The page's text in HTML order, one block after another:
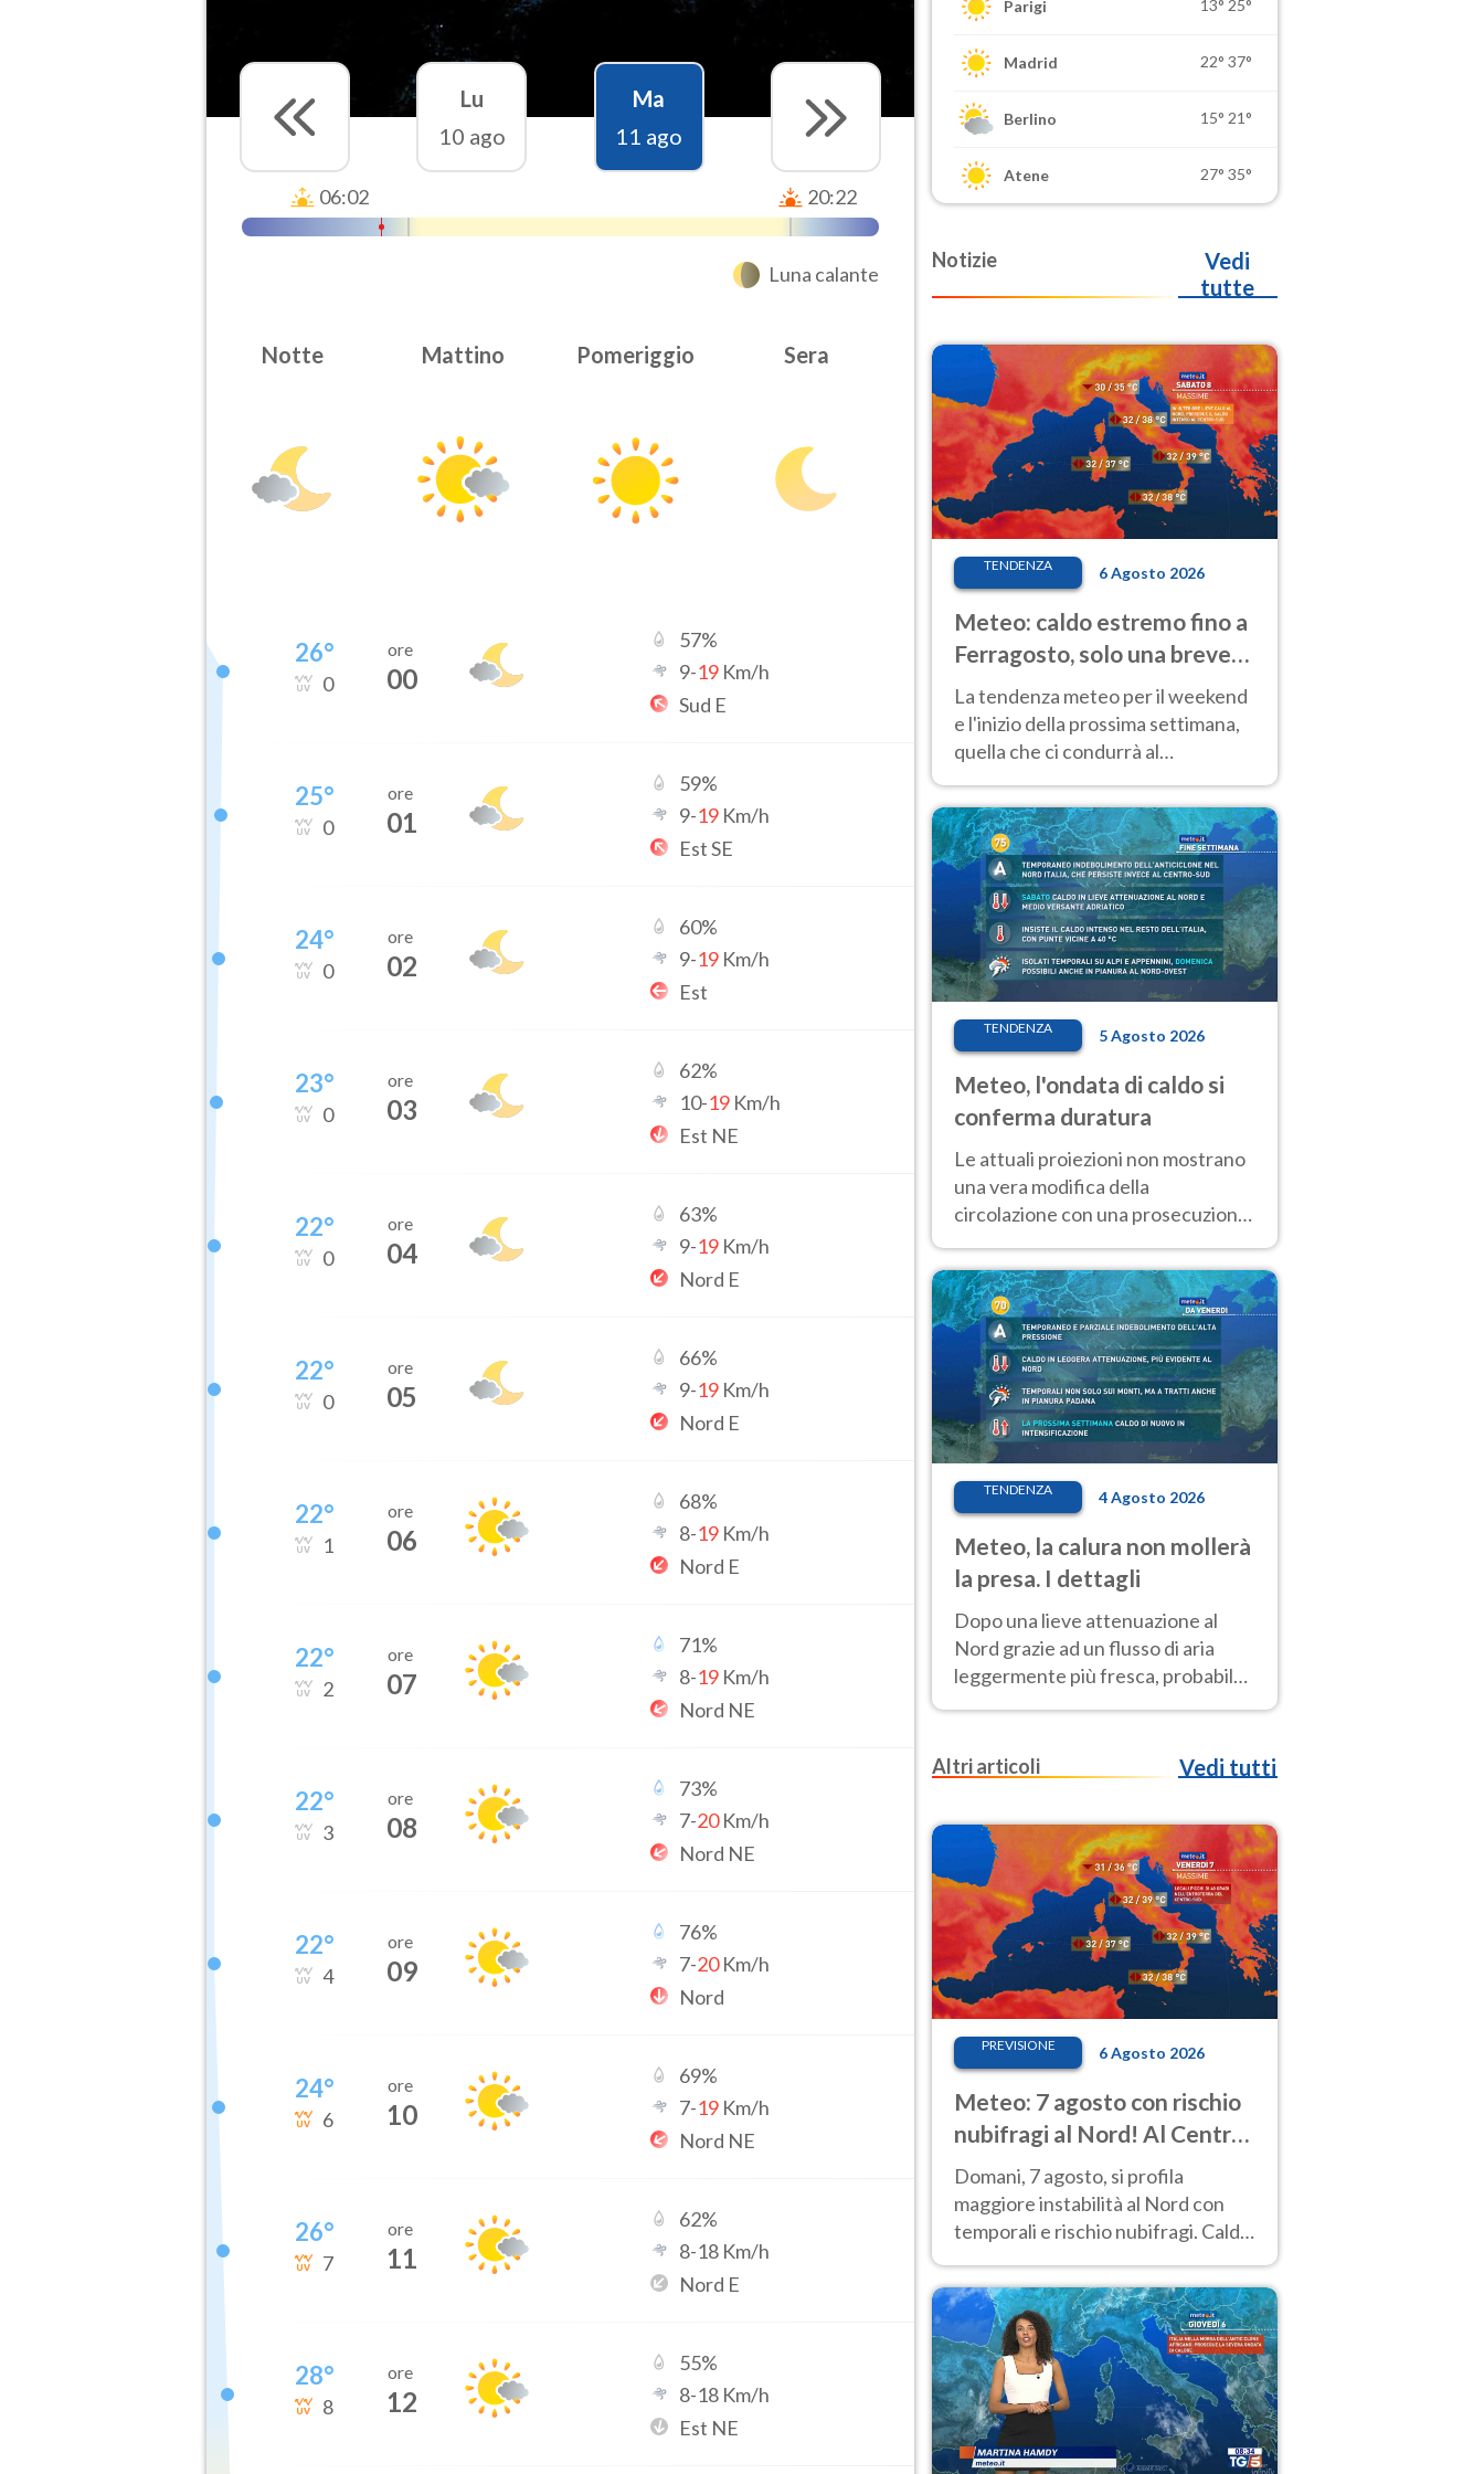
Lu
10 ago
Ma
11 ago
06:02 20:22
Luna calante
Notte Mattino Pomeriggio Sera
26°
0
ore
00
57%
9-19 Km/h
Sud E
25°
0
ore
01
59%
9-19 Km/h
Est SE
24°
0
ore
02
60%
9-19 Km/h
Est
23°
0
ore
03
62%
10-19 Km/h
Est NE
22°
0
ore
04
63%
9-19 Km/h
Nord E
22°
0
ore
05
66%
9-19 Km/h
Nord E
22°
1
ore
06
68%
8-19 Km/h
Nord E
22°
2
ore
07
71%
8-19 Km/h
Nord NE
22°
3
ore
08
73%
7-20Km/h
Nord NE
22°
4
ore
09
76%
7-20Km/h
Nord
24°
6
ore
10
69%
7-19 Km/h
Nord NE
26°
7
ore
11
62%
8-18 Km/h
Nord E
28°
8
ore
12
55%
8-18 Km/h
Est NE
Parigi 13° 25°
Madrid 22° 37°
Berlino 15° 21°
Atene 27° 35°
Notizie
Vedi
tutte
TENDENZA 6 Agosto 2026
Meteo: caldo estremo fino a
Ferragosto, solo una breve
pausa. Ecco dove
La tendenza meteo per il weekend
e l'inizio della prossima settimana,
quella che ci condurrà al
temperature molto elevate
TENDENZA 5 Agosto 2026
Meteo, l'ondata di caldo si
conferma duratura
Le attuali proiezioni non mostrano
una vera modifica della
circolazione con una prosecuzione
giorni, compresa la settimana di
Ferragosto
TENDENZA 4 Agosto 2026
Meteo, la calura non mollerà
la presa. I dettagli
Dopo una lieve attenuazione al
Nord grazie ad un flusso di aria
leggermente più fresca, probabile
nuovo rinforzo dell’anticiclone
Altri articoli
Vedi tutti
PREVISIONE 6 Agosto 2026
Meteo: 7 agosto con rischio
nubifragi al Nord! Al Centro-
Sud caldo estremo
Domani, 7 agosto, si profila
maggiore instabilità al Nord con
temporali e rischio nubifragi. Caldo
previsioni.